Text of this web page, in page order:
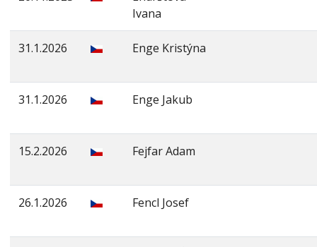
Ivana
31.1.2026 Enge Kristýna
31.1.2026 Enge Jakub
15.2.2026 Fejfar Adam
26.1.2026 Fencl Josef